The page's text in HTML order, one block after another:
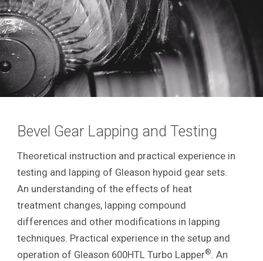
Bevel Gear Lapping and Testing
Theoretical instruction and practical experience in
testing and lapping of Gleason hypoid gear sets.
An understanding of the effects of heat
treatment changes, lapping compound
differences and other modifications in lapping
techniques. Practical experience in the setup and
operation of Gleason 600HTL Turbo Lapper® . An